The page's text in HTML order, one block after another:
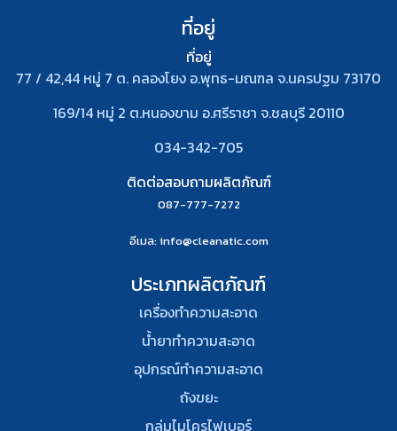
ที่อยู่
ที่อยู่
77 / 42,44 หมู่ 7 ต. คลองโยง อ.พุทธ-มณฑล จ.นครปฐม 73170
169/14 หมู่ 2 ต.หนองขาม อ.ศรีราชา จ.ชลบุรี 20110
034-342-705
ติดต่อสอบถามผลิตภัณฑ์
087-777-7272
อีเมล: info@cleanatic.com
ประเภทผลิตภัณฑ์
เครื่องทำความสะอาด
น้ำยาทำความสะอาด
อุปกรณ์ทําความสะอาด
ถังขยะ
กลุ่มไมโครไฟเบอร์